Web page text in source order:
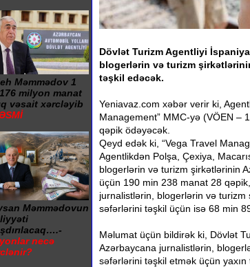
Məmmədov 1
milyon manat
vəsait xərcləyib
Məmmədovun
necə
Dövlət Turizm Agentliyi
blogerlərin və turizm
təşkil edəcək.
Yeniavaz.com xəbər verir ki,
Management” MMC-yə (VÖEN –
qəpik ödəyəcək.
Qeyd edək ki, “Vega Travel
Agentlikdən Polşa, Çexiya,
blogerlərin və turizm şirkətlərinin
üçün 190 min 238 manat 28
jurnalistlərin, blogerlərin və turizm
səfərlərini təşkil üçün isə 68 min
Məlumat üçün bildirək ki, Dövlət
Azərbaycana jurnalistlərin,
səfərlərini təşkil etmək üçün